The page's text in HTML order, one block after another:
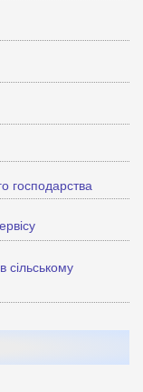
господарства
сільському